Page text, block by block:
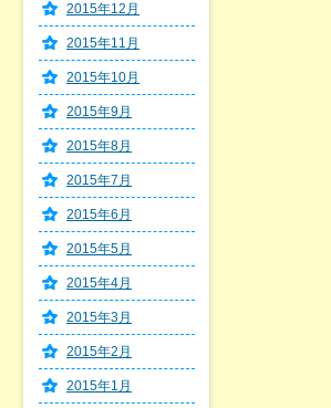
2015年12月
2015年11月
2015年10月
2015年9月
2015年8月
2015年7月
2015年6月
2015年5月
2015年4月
2015年3月
2015年2月
2015年1月